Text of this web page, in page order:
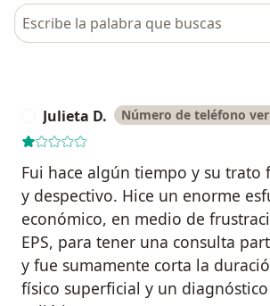
Busca en opiniones
Julieta D. Número de teléfono
Fui hace algún tiempo y su trato
y despectivo. Hice un enorme
económico, en medio de
EPS, para tener una consulta
y fue sumamente corta la
físico superficial y un